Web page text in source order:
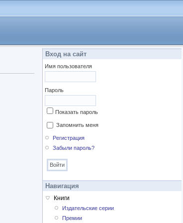
Вход на сайт
Имя пользователя
Пароль
Показать пароль
Запомнить меня
Регистрация
Забыли пароль?
Навигация
Книги
Издательские серии
Премии